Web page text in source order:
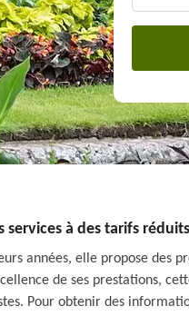
services à des tarifs réduits
années, elle propose des
de ses prestations,
Pour obtenir des